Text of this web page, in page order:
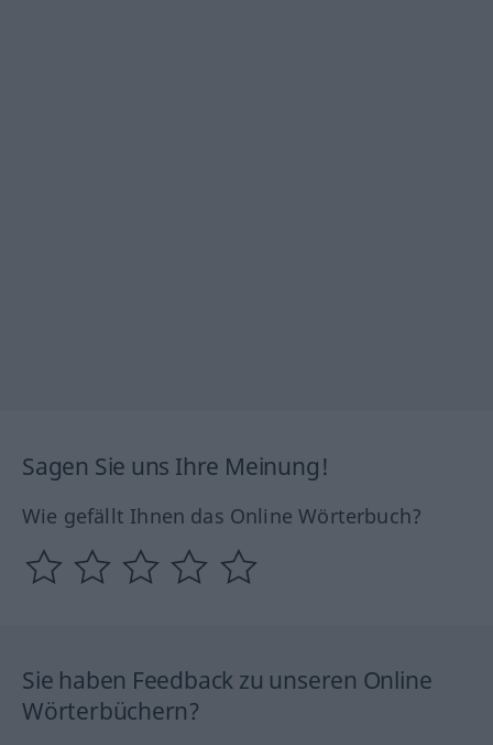
Sagen Sie uns Ihre Meinung!
Wie gefällt Ihnen das Online Wörterbuch?
Sie haben Feedback zu unseren Online
Wörterbüchern?